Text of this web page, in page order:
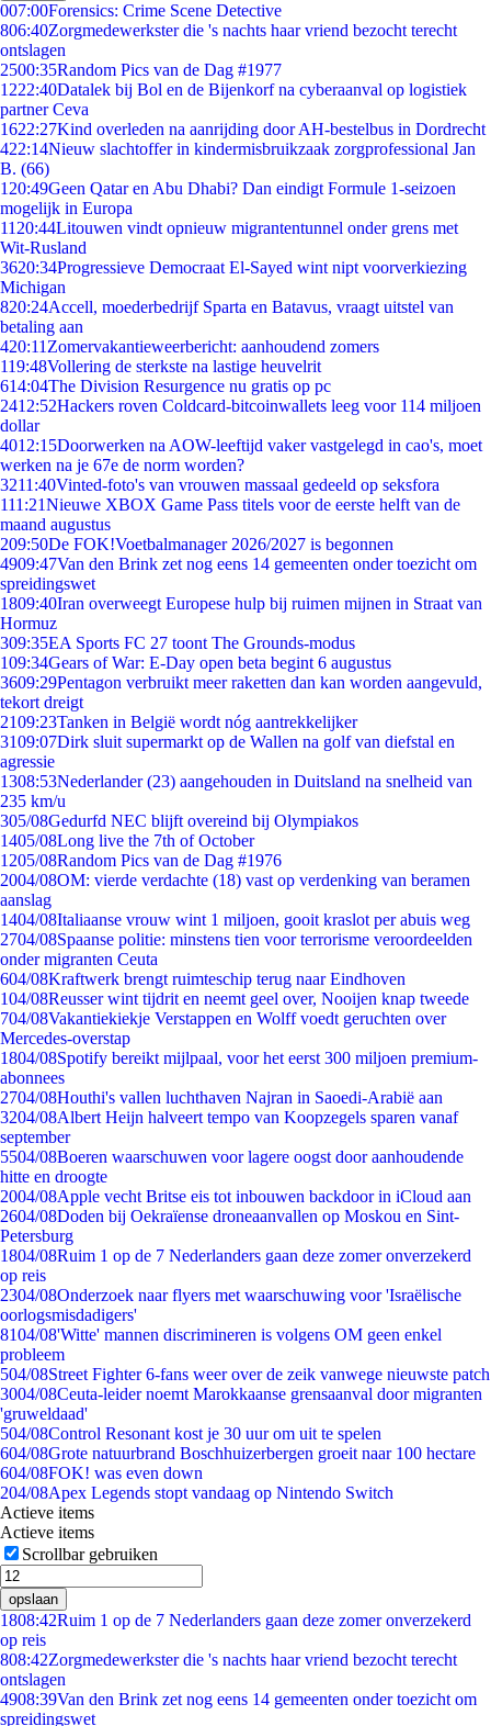
007:00Forensics: Crime Scene Detective
806:40Zorgmedewerkster die 's nachts haar vriend bezocht terecht
ontslagen
2500:35Random Pics van de Dag #1977
1222:40Datalek bij Bol en de Bijenkorf na cyberaanval op logistiek
partner Ceva
1622:27Kind overleden na aanrijding door AH-bestelbus in Dordrecht
422:14Nieuw slachtoffer in kindermisbruikzaak zorgprofessional Jan
B. (66)
1 20:49Geen Qatar en Abu Dhabi? Dan eindigt Formule 1-seizoen
mogelijk in Europa
11 20:44Litouwen vindt opnieuw migrantentunnel onder grens met
Wit-Rusland
3620:34Progressieve Democraat El-Sayed wint nipt voorverkiezing
Michigan
820:24Accell, moederbedrijf Sparta en Batavus, vraagt uitstel van
betaling aan
420:11 Zomervakantieweerbericht: aanhoudend zomers
119:48Vollering de sterkste na lastige heuvelrit
614:04The Division Resurgence nu gratis op pc
2412:52Hackers roven Coldcard-bitcoinwallets leeg voor 114 miljoen
dollar
4012:15Doorwerken na AOW-leeftijd vaker vastgelegd in cao's, moet
werken na je 67e de norm worden?
3211:40Vinted-foto's van vrouwen massaal gedeeld op seksfora
111:21Nieuwe XBOX Game Pass titels voor de eerste helft van de
maand augustus
209:50De FOK!Voetbalmanager 2026/2027 is begonnen
4909:47Van den Brink zet nog eens 14 gemeenten onder toezicht om
spreidingswet
1809:40Iran overweegt Europese hulp bij ruimen mijnen in Straat van
Hormuz
309:35EA Sports FC 27 toont The Grounds-modus
109:34Gears of War: E-Day open beta begint 6 augustus
3609:29Pentagon verbruikt meer raketten dan kan worden aangevuld,
tekort dreigt
2109:23Tanken in België wordt nóg aantrekkelijker
3109:07Dirk sluit supermarkt op de Wallen na golf van diefstal en
agressie
1308:53Nederlander (23) aangehouden in Duitsland na snelheid van
235 km/u
305/08Gedurfd NEC blijft overeind bij Olympiakos
1405/08Long live the 7th of October
1205/08Random Pics van de Dag #1976
2004/08OM: vierde verdachte (18) vast op verdenking van beramen
aanslag
1404/08Italiaanse vrouw wint 1 miljoen, gooit kraslot per abuis weg
2704/08Spaanse politie: minstens tien voor terrorisme veroordeelden
onder migranten Ceuta
604/08Kraftwerk brengt ruimteschip terug naar Eindhoven
104/08Reusser wint tijdrit en neemt geel over, Nooijen knap tweede
704/08Vakantiekiekje Verstappen en Wolff voedt geruchten over
Mercedes-overstap
1804/08Spotify bereikt mijlpaal, voor het eerst 300 miljoen premium-
abonnees
2704/08Houthi's vallen luchthaven Najran in Saoedi-Arabië aan
3204/08Albert Heijn halveert tempo van Koopzegels sparen vanaf
september
5504/08Boeren waarschuwen voor lagere oogst door aanhoudende
hitte en droogte
2004/08Apple vecht Britse eis tot inbouwen backdoor in iCloud aan
2604/08Doden bij Oekraïense droneaanvallen op Moskou en Sint-
Petersburg
1804/08Ruim 1 op de 7 Nederlanders gaan deze zomer onverzekerd
op reis
2304/08Onderzoek naar flyers met waarschuwing voor 'Israëlische
oorlogsmisdadigers'
8104/08'Witte' mannen discrimineren is volgens OM geen enkel
probleem
504/08Street Fighter 6-fans weer over de zeik vanwege nieuwste patch
3004/08Ceuta-leider noemt Marokkaanse grensaanval door migranten
'gruweldaad'
504/08Control Resonant kost je 30 uur om uit te spelen
604/08Grote natuurbrand Boschhuizerbergen groeit naar 100 hectare
604/08FOK! was even down
204/08Apex Legends stopt vandaag op Nintendo Switch
Actieve items
Actieve items
Scrollbar gebruiken
opslaan
1808:42Ruim 1 op de 7 Nederlanders gaan deze zomer onverzekerd
op reis
808:42Zorgmedewerkster die 's nachts haar vriend bezocht terecht
ontslagen
4908:39Van den Brink zet nog eens 14 gemeenten onder toezicht om
spreidingswet